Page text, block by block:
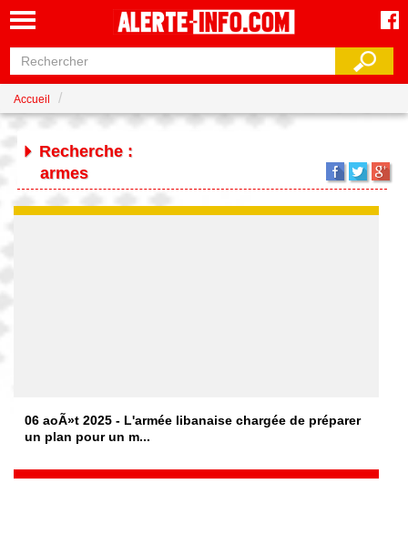
Accueil
Recherche :
armes
06 aoÃ»t 2025 - L'armée libanaise chargée de préparer
un plan pour un m...